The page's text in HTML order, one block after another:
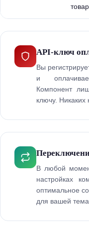
API-ключ
Вы
и
Компонент
ключу. Никаких
В любой
настройках
оптимальное
для вашей